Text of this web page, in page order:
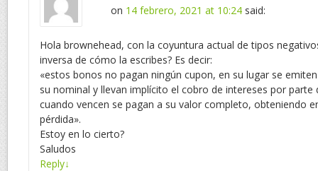
on 14 febrero, 2021 at 10:24 said:
Hola brownehead, con la coyuntura actual de tipos
inversa de cómo la escribes? Es decir:
«estos bonos no pagan ningún cupon, en su lugar se
su nominal y llevan implícito el cobro de intereses por
cuando vencen se pagan a su valor completo, obteniendo
pérdida».
Estoy en lo cierto?
Saludos
Reply↓